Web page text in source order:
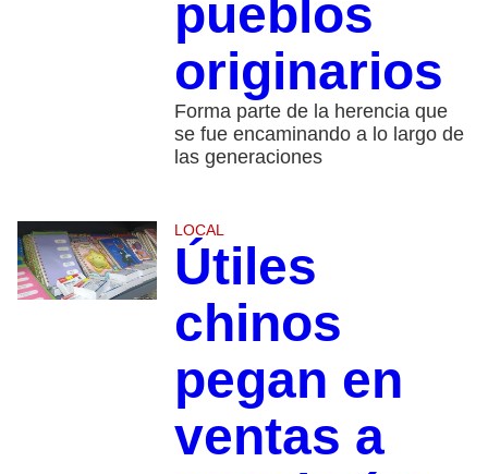
pueblos
originarios
Forma parte de la herencia que
se fue encaminando a lo largo de
las generaciones
LOCAL
Útiles
chinos
pegan en
ventas a